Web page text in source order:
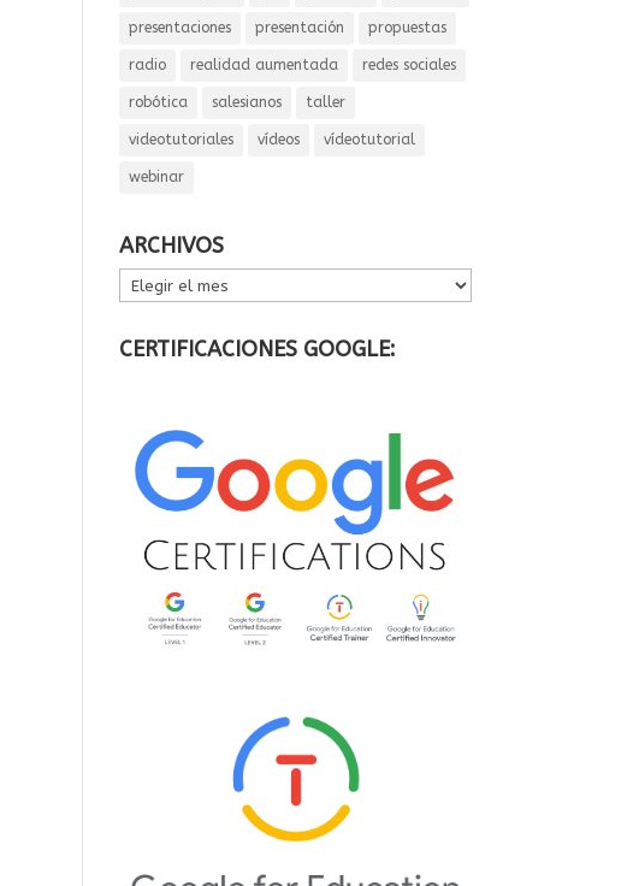
presentaciones presentación propuestas
radio realidad aumentada redes sociales
robótica salesianos taller
videotutoriales vídeos vídeotutorial
webinar
ARCHIVOS
ARCHIVOS
CERTIFICACIONES GOOGLE: